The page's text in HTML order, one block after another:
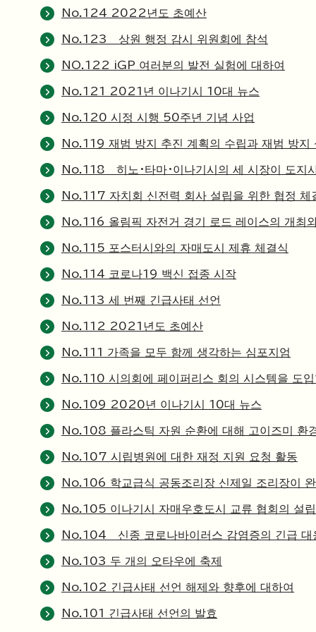
No.124 2022년도 초예산
No.123 상원 행정 감시 위원회에 참석
NO.122 iGP 여러분의 발전 실험에 대하여
No.121 2021년 이나기시 10대 뉴스
No.120 시정 시행 50주년 기념 사업
No.119 재범 방지 추진 계획의 수립과 재범 방지
No.118 히노・타마・이나기시의 세 시장이 도지
No.117 자치회 신전력 회사 설립을 위한 협정 체
No.116 올림픽 자전거 경기 로드 레이스의 개최
No.115 포스터시와의 자매도시 제휴 체결식
No.114 코로나19 백신 접종 시작
No.113 세 번째 긴급사태 선언
No.112 2021년도 초예산
No.111 가족을 모두 함께 생각하는 심포지엄
No.110 시의회에 페이퍼리스 회의 시스템을 도
No.109 2020년 이나기시 10대 뉴스
No.108 플라스틱 자원 순환에 대해 고이즈미 환
No.107 시립병원에 대한 재정 지원 요청 활동
No.106 학교급식 공동조리장 신제일 조리장이
No.105 이나기시 자매우호도시 교류 협회의 설립
No.104 신종 코로나바이러스 감염증의 긴급 대
No.103 두 개의 오타우에 축제
No.102 긴급사태 선언 해제와 향후에 대하여
No.101 긴급사태 선언의 발효